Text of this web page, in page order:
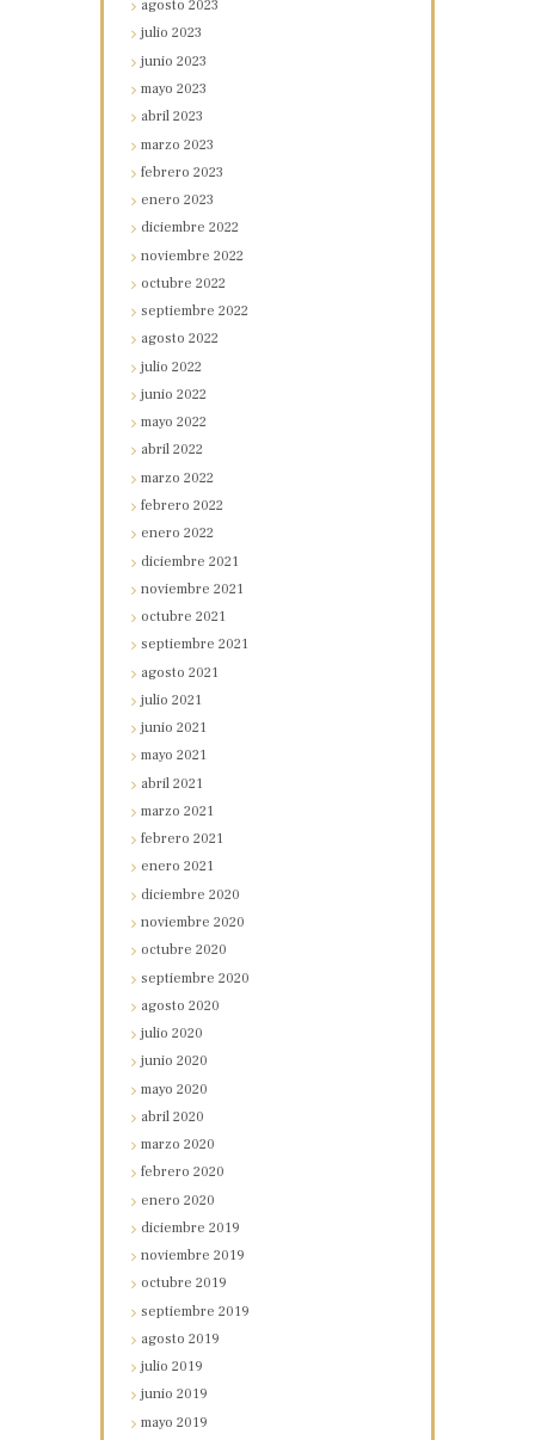
agosto2023
julio2023
junio2023
mayo2023
abril2023
marzo2023
febrero2023
enero2023
diciembre2022
noviembre2022
octubre2022
septiembre2022
agosto2022
julio2022
junio2022
mayo2022
abril2022
marzo2022
febrero2022
enero2022
diciembre2021
noviembre2021
octubre2021
septiembre2021
agosto2021
julio2021
junio2021
mayo2021
abril2021
marzo2021
febrero2021
enero2021
diciembre2020
noviembre2020
octubre2020
septiembre2020
agosto2020
julio2020
junio2020
mayo2020
abril2020
marzo2020
febrero2020
enero2020
diciembre2019
noviembre2019
octubre2019
septiembre2019
agosto2019
julio2019
junio2019
mayo2019